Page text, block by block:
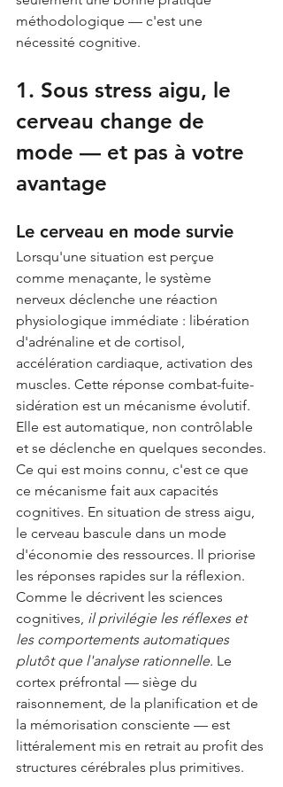
méthodologique — c'est une
nécessité cognitive.
1. Sous stress aigu, le
cerveau change de
mode — et pas à votre
avantage
Le cerveau en mode survie
Lorsqu'une situation est perçue
comme menaçante, le système
nerveux déclenche une réaction
physiologique immédiate : libération
d'adrénaline et de cortisol,
accélération cardiaque, activation des
muscles. Cette réponse combat-fuite-
sidération est un mécanisme évolutif.
Elle est automatique, non contrôlable
et se déclenche en quelques secondes.
Ce qui est moins connu, c'est ce que
ce mécanisme fait aux capacités
cognitives. En situation de stress aigu,
le cerveau bascule dans un mode
d'économie des ressources. Il priorise
les réponses rapides sur la réflexion.
Comme le décrivent les sciences
cognitives, il privilégie les réflexes et
les comportements automatiques
plutôt que l'analyse rationnelle. Le
cortex préfrontal — siège du
raisonnement, de la planification et de
la mémorisation consciente — est
littéralement mis en retrait au profit des
structures cérébrales plus primitives.